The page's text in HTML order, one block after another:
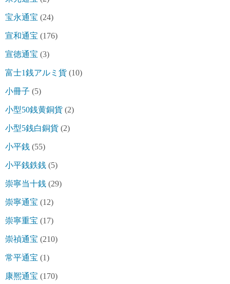
宝永通宝 (24)
宣和通宝 (176)
宣徳通宝 (3)
富士1銭アルミ貨 (10)
小冊子 (5)
小型50銭黄銅貨 (2)
小型5銭白銅貨 (2)
小平銭 (55)
小平銭鉄銭 (5)
崇寧当十銭 (29)
崇寧通宝 (12)
崇寧重宝 (17)
崇禎通宝 (210)
常平通宝 (1)
康熈通宝 (170)